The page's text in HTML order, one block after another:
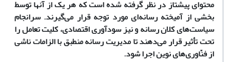
محتوای پیشتاز در نظر گرفته شده است که هر یک از آنها توسط
بخشی از آمیخته رسانه‌ای مورد توجه قرار می‌گیرند. سرانجام
سیاست‌های کلان رسانه و نیز سودآوری اقتصادی، کلیت تعامل را
تحت تأثیر قرار می‌دهند تا مدیریت رسانه منطبق با الزامات ناشی
از فنّاوری‌های نوین اجرا شود.